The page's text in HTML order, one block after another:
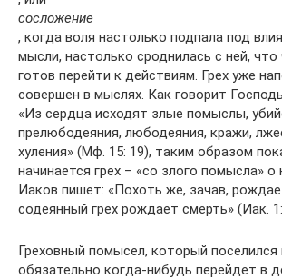
сосложение
, когда воля настолько подпала под
мысли, настолько сроднилась с ней, что
готов перейти к действиям. Грех уже
совершен в мыслях. Как говорит
«Из сердца исходят злые помыслы,
прелюбодеяния, любодеяния, кражи,
хуления» (Мф. 15: 19), таким образом
начинается грех – «со злого помысла»
Иаков пишет: «Похоть же, зачав,
содеянный грех рождает смерть» (Иак.
Греховный помысел, который
обязательно когда-нибудь перейдет в